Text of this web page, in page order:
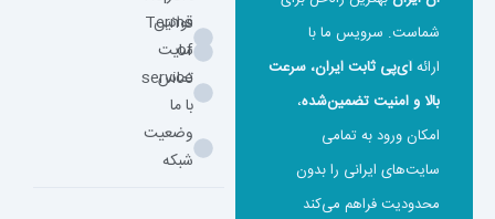
شماست. سرویس ما با
آی‌پی ثابت ایران، سرعت
بالا و امنیت تضمین‌شده،
امکان ورود به تمامی
سایت‌های ایرانی را بدون
محدودیت فراهم می‌کند
قوانین
سایت
تماس
با ما
وضعیت
شبکه
Terms
of
service